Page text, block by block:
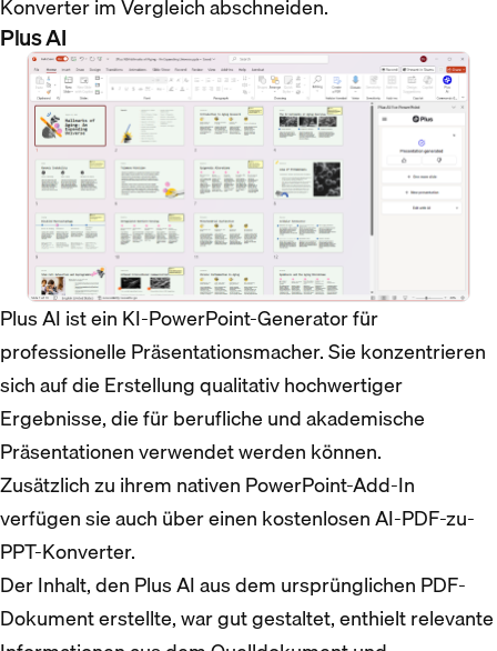
Konverter im Vergleich abschneiden.
Plus AI
Plus AI ist ein KI-PowerPoint-Generator für
professionelle Präsentationsmacher. Sie konzentrieren
sich auf die Erstellung qualitativ hochwertiger
Ergebnisse, die für berufliche und akademische
Präsentationen verwendet werden können.
Zusätzlich zu ihrem nativen PowerPoint-Add-In
verfügen sie auch über einen kostenlosen AI-PDF-zu-
PPT-Konverter.
Der Inhalt, den Plus AI aus dem ursprünglichen PDF-
Dokument erstellte, war gut gestaltet, enthielt relevante